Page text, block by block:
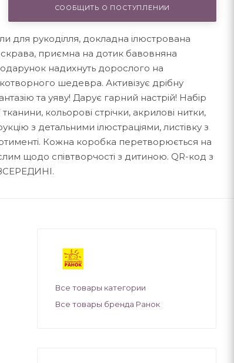
СООБЩИТЬ О ПОСТУПЛЕНИИ
для рукоділля, докладна ілюстрована
приємна на дотик бавовняна
надихнуть дорослого на
шедевра. Активізує дрібну
та уяву! Дарує гарний настрій! Набір
кольорові стрічки, акрилові нитки,
з детальними ілюстраціями, листівку з
Кожна коробка перетворюється на
щодо співтворчості з дитиною. QR-код з
Все товары категории
Все товары бренда Ранок